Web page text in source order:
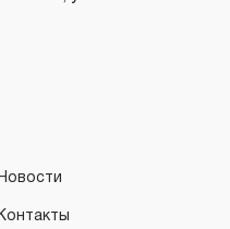
Новости
Контакты